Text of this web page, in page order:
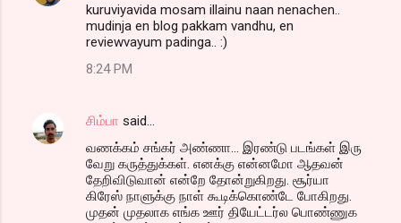
kuruviyavida mosam illainu naan nenachen..
mudinja en blog pakkam vandhu, en
reviewvayum padinga.. :)
8:24 PM
சிம்பா said…
வணக்கம் சங்கர் அண்ணா... இரண்டு படங்கள் இரு
வேறு கருத்துக்கள். எனக்கு என்னமோ ஆதவன்
தேறிவிடுவான் என்றே தோன்றுகிறது. சூர்யா
கிரேஸ் நாளுக்கு நாள் கூடிக்கொண்டே போகிறது.
முதன் முதலாக எங்க ஊர் தியேட்டர்ல பொண்ணுக